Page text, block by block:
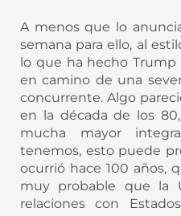
A menos que lo
semana para ello, al
lo que ha hecho Trump
en camino de una
concurrente. Algo
en la década de los
mucha mayor
tenemos, esto puede
ocurrió hace 100 años,
muy probable que la
relaciones con